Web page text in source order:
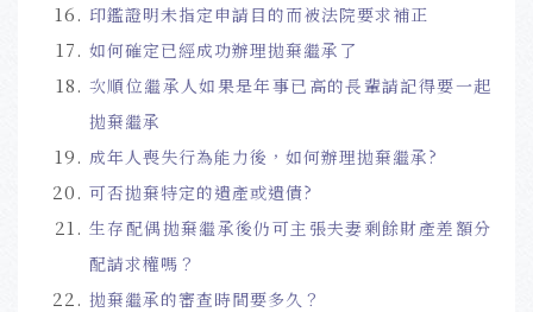
印鑑證明未指定申請目的而被法院要求補正
如何確定已經成功辦理拋棄繼承了
次順位繼承人如果是年事已高的長輩請記得要一起
拋棄繼承
成年人喪失行為能力後，如何辦理拋棄繼承?
可否拋棄特定的遺產或遺債?
生存配偶拋棄繼承後仍可主張夫妻剩餘財產差額分
配請求權嗎？
拋棄繼承的審查時間要多久？